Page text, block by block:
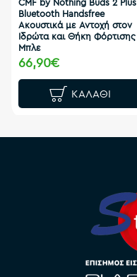
Bluetooth Handsfree
Ακουστικά με Αντοχή στον
Ιδρώτα και Θήκη Φόρτισης
Μπλε
66,90€
ΚΑΛΆΘΙ